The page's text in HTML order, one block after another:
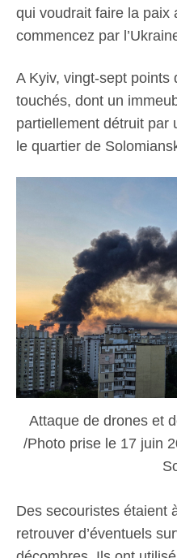
qui voudrait faire la paix
commencez par
A Kyiv, vingt-sept points
touchés, dont un
partiellement détruit par
le quartier de
Attaque de drones et
/Photo prise le 17 juin
Des secouristes étaient
retrouver d’éventuels